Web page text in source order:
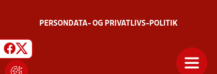
PERSONDATA- OG PRIVATLIVS-POLITIK